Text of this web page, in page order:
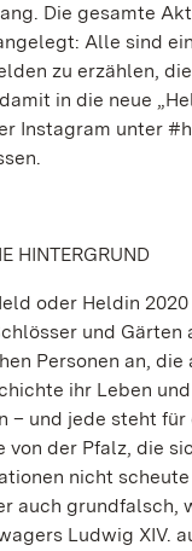
Die gesamte
Alle sind
zu erzählen,
in die neue
Instagram unter
HINTERGRUND
oder Heldin
und Gärten
Personen an, die
ihr Leben
– und jede steht für
von der Pfalz, die
nicht
auch grundfalsch,
Ludwig XIV.